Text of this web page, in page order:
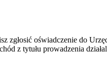
zgłosić oświadczenie do
z tytułu prowadzenia